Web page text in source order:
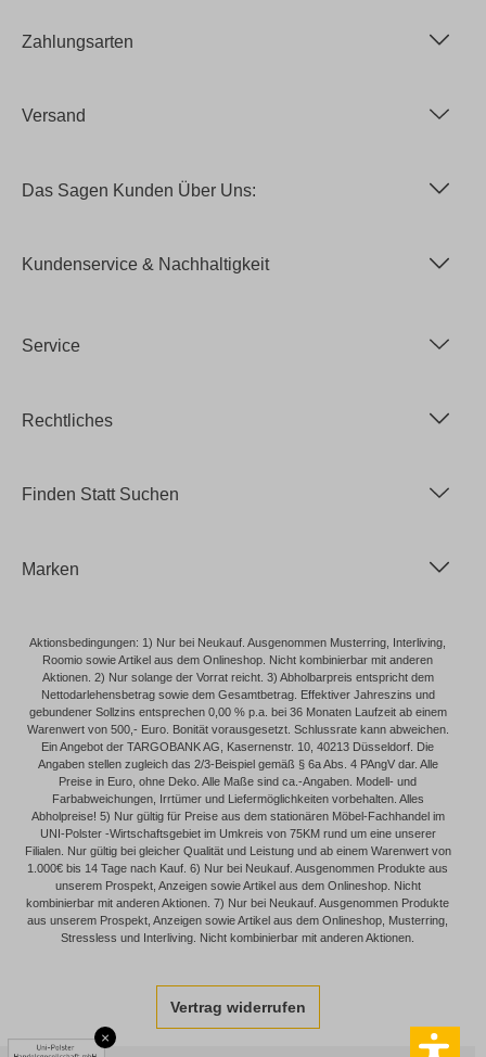
×
Zahlungsarten
Versand
Das Sagen Kunden Über Uns:
Kundenservice & Nachhaltigkeit
Service
Rechtliches
Finden Statt Suchen
Marken
Aktionsbedingungen: 1) Nur bei Neukauf. Ausgenommen Musterring, Interliving,
Roomio sowie Artikel aus dem Onlineshop. Nicht kombinierbar mit anderen
Aktionen. 2) Nur solange der Vorrat reicht. 3) Abholbarpreis entspricht dem
Nettodarlehensbetrag sowie dem Gesamtbetrag. Effektiver Jahreszins und
gebundener Sollzins entsprechen 0,00 % p.a. bei 36 Monaten Laufzeit ab einem
Warenwert von 500,- Euro. Bonität vorausgesetzt. Schlussrate kann abweichen.
Ein Angebot der TARGOBANK AG, Kasernenstr. 10, 40213 Düsseldorf. Die
Angaben stellen zugleich das 2/3-Beispiel gemäß § 6a Abs. 4 PAngV dar. Alle
Preise in Euro, ohne Deko. Alle Maße sind ca.-Angaben. Modell- und
Farbabweichungen, Irrtümer und Liefermöglichkeiten vorbehalten. Alles
Abholpreise! 5) Nur gültig für Preise aus dem stationären Möbel-Fachhandel im
UNI-Polster -Wirtschaftsgebiet im Umkreis von 75KM rund um eine unserer
Filialen. Nur gültig bei gleicher Qualität und Leistung und ab einem Warenwert von
1.000€ bis 14 Tage nach Kauf. 6) Nur bei Neukauf. Ausgenommen Produkte aus
unserem Prospekt, Anzeigen sowie Artikel aus dem Onlineshop. Nicht
kombinierbar mit anderen Aktionen. 7) Nur bei Neukauf. Ausgenommen Produkte
aus unserem Prospekt, Anzeigen sowie Artikel aus dem Onlineshop, Musterring,
Stressless und Interliving. Nicht kombinierbar mit anderen Aktionen.
Vertrag widerrufen